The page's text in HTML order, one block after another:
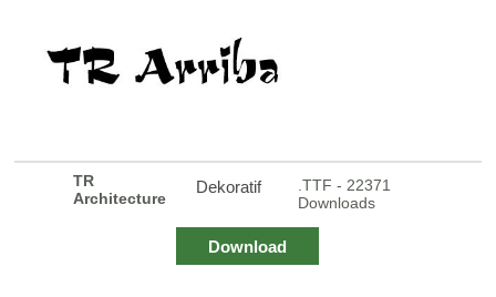
TR
Architecture
Dekoratif
.TTF - 22371
Downloads
Download